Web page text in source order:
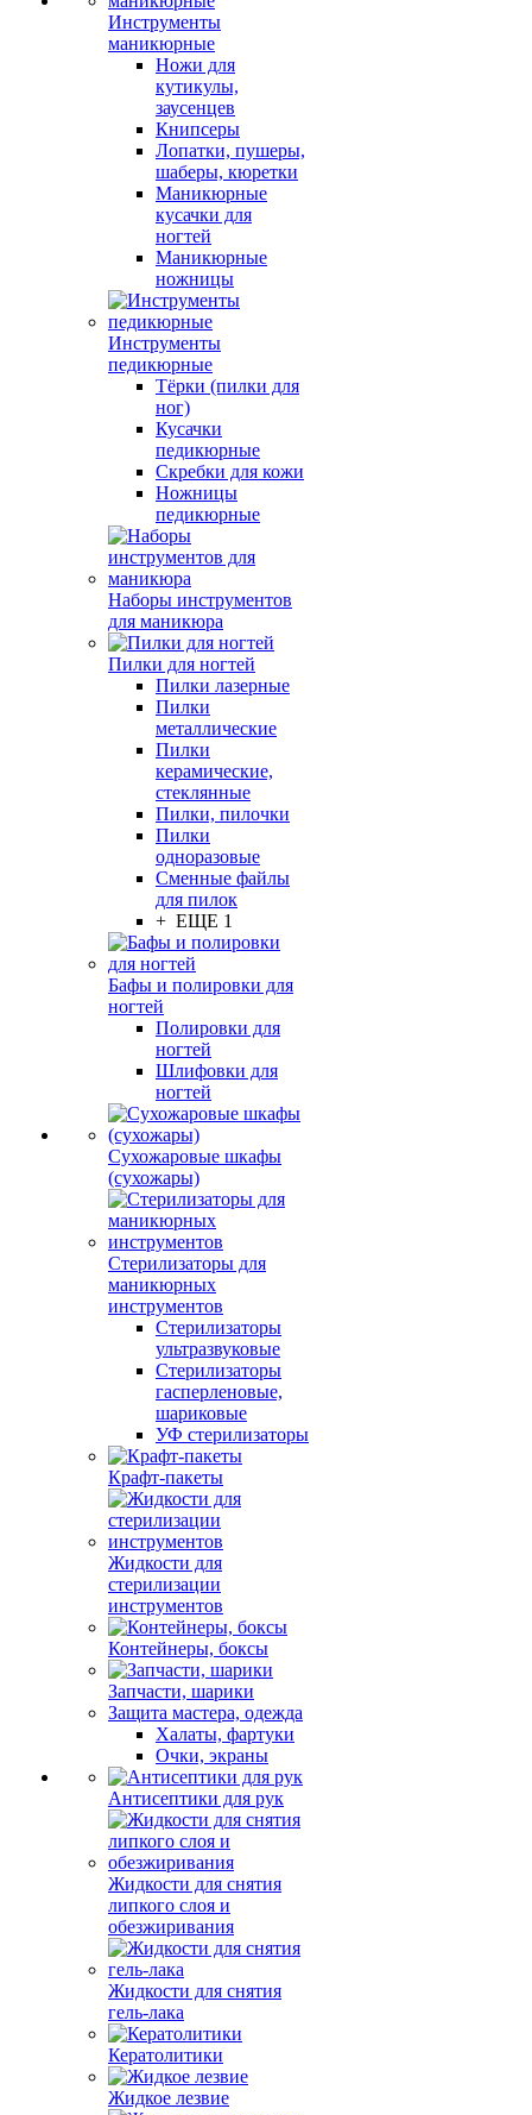
Инструменты
маникюрные
Ножи для
кутикулы,
заусенцев
Книпсеры
Лопатки, пушеры,
шаберы, кюретки
Маникюрные
кусачки для
ногтей
Маникюрные
ножницы
Инструменты
педикюрные
Тёрки (пилки для
ног)
Кусачки
педикюрные
Скребки для кожи
Ножницы
педикюрные
Наборы инструментов
для маникюра
Пилки для ногтей
Пилки лазерные
Пилки
металлические
Пилки
керамические,
стеклянные
Пилки, пилочки
Пилки
одноразовые
Сменные файлы
для пилок
+ ЕЩЕ 1
Бафы и полировки для
ногтей
Полировки для
ногтей
Шлифовки для
ногтей
Сухожаровые шкафы
(сухожары)
Стерилизаторы для
маникюрных
инструментов
Стерилизаторы
ультразвуковые
Стерилизаторы
гасперленовые,
шариковые
УФ стерилизаторы
Крафт-пакеты
Жидкости для
стерилизации
инструментов
Контейнеры, боксы
Запчасти, шарики
Защита мастера, одежда
Халаты, фартуки
Очки, экраны
Антисептики для рук
Жидкости для снятия
липкого слоя и
обезжиривания
Жидкости для снятия
гель-лака
Кератолитики
Жидкое лезвие